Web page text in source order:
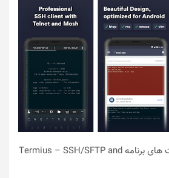
برخی از امکانات و قابلیت های برنامه Termius – SSH/SFTP and